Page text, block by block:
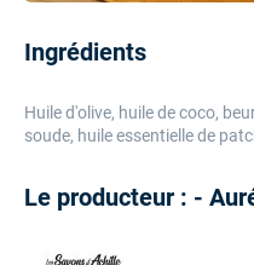
Ingrédients
Huile d'olive, huile de coco,
soude, huile essentielle de
Le producteur : -